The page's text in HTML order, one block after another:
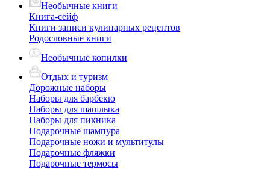
Необычные книги
Книга-сейф
Книги записи кулинарных рецептов
Родословные книги
Необычные копилки
Отдых и туризм
Дорожные наборы
Наборы для барбекю
Наборы для шашлыка
Наборы для пикника
Подарочные шампура
Подарочные ножи и мультитулы
Подарочные фляжки
Подарочные термосы